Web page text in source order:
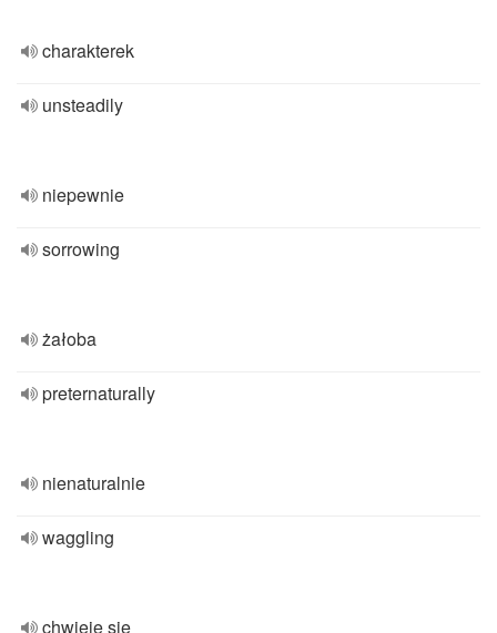
charakterek
unsteadily
niepewnie
sorrowing
żałoba
preternaturally
nienaturalnie
waggling
chwieje się